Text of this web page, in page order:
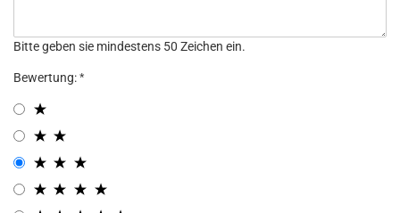
Bitte geben sie mindestens 50 Zeichen ein.
Bewertung: